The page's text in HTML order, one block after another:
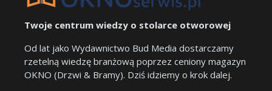
Twoje centrum wiedzy o stolarce otworowej
Od lat jako Wydawnictwo Bud Media dostarczamy
rzetelną wiedzę branżową poprzez ceniony magazyn
OKNO (Drzwi & Bramy). Dziś idziemy o krok dalej.